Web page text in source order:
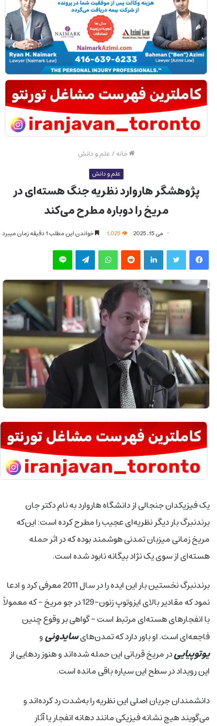
خانه/علم و دانش
علم و دانش
پژوهشگر هاروارد نظریه جنگ هسته‌ای در
مریخ را دوباره مطرح می‌کند
می 15, 2025 خواندن این مطلب 1 دقیقه زمان میبرد
فیس بوک توییتر لینکدین‫رددیت واتس آپ تلگرام لاین
یک فیزیکدان جنجالی از دانشگاه هاروارد به نام دکتر جان
برندنبرگ بار دیگر نظریه‌ای عجیب را مطرح کرده است: این‌که
مریخ زمانی میزبان تمدنی هوشمند بوده که در اثر حمله
هسته‌ای از سوی یک نژاد بیگانه نابود شده است.
برندنبرگ نخستین بار این ایده را در سال 2011 معرفی کرد و ادعا
نمود که مقادیر بالای ایزوتوپ زنون-129 در جو مریخ – که معمولاً
با انفجارهای هسته‌ای مرتبط است – گواهی بر وقوع چنین
فاجعه‌ای است. او باور دارد که تمدن‌هایسایدونی‌و
یوتوپیایی‌در مریخ قربانی این حمله شده‌اند و هنوز ردهایی از
این رویداد در سطح این سیاره باقی مانده است.
دانشمندان جریان اصلی این نظریه را به‌شدت رد کرده‌اند و
می‌گویند هیچ نشانه فیزیکی مانند دهانه انفجار یا آثار